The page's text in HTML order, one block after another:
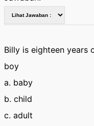
Billy is eighteen years
boy
a. baby
b. child
c. adult